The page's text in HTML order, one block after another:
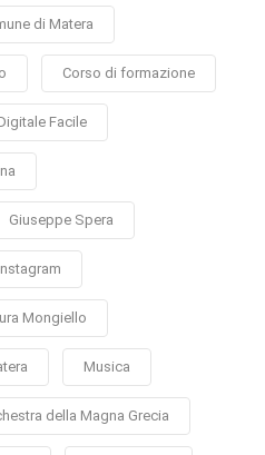
di Matera
Corso di formazione
Facile
Giuseppe Spera
Mongiello
Musica
della Magna Grecia